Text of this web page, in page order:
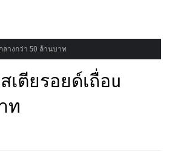
ลางกว่า 50 ล้านบาท
ตียรอยด์เถื่อu
ท